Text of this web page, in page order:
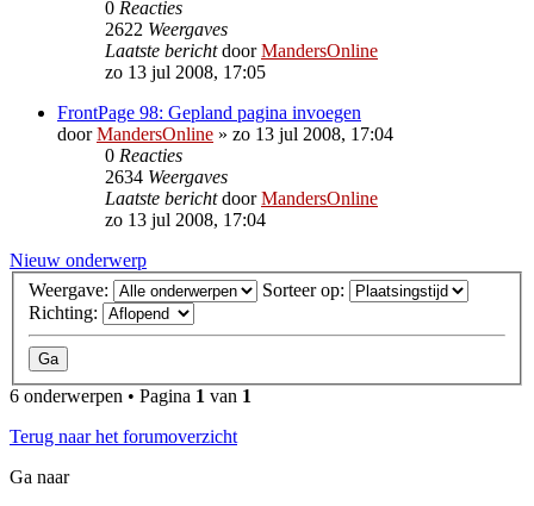
0 Reacties
2622 Weergaves
Laatste berichtdoorMandersOnline
zo 13 jul 2008, 17:05
FrontPage 98: Gepland pagina invoegen
doorMandersOnline » zo 13 jul 2008, 17:04
0 Reacties
2634 Weergaves
Laatste berichtdoorMandersOnline
zo 13 jul 2008, 17:04
Nieuw onderwerp
Weergave:
Sorteer op:
Richting:
6 onderwerpen • Pagina 1 van 1
Terug naar het forumoverzicht
Ga naar